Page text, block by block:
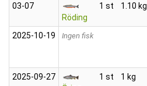
03‑07
Röding
1 st 1.10 kg
2025‑10‑19 Ingen fisk
2025‑09‑27
1 st 1 kg